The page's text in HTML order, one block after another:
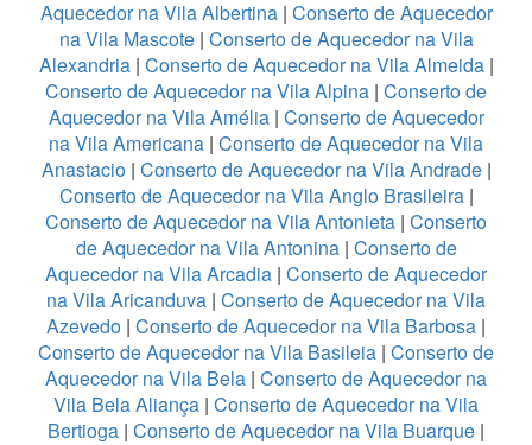
Aquecedor na Vila Albertina| Conserto de Aquecedor
na Vila Mascote| Conserto de Aquecedor na Vila
Alexandria| Conserto de Aquecedor na Vila Almeida |
Conserto de Aquecedor na Vila Alpina | Conserto de
Aquecedor na Vila Amélia | Conserto de Aquecedor
na Vila Americana | Conserto de Aquecedor na Vila
Anastacio| Conserto de Aquecedor na Vila Andrade|
Conserto de Aquecedor na Vila Anglo Brasileira|
Conserto de Aquecedor na Vila Antonieta | Conserto
de Aquecedor na Vila Antonina| Conserto de
Aquecedor na Vila Arcadia | Conserto de Aquecedor
na Vila Aricanduva | Conserto de Aquecedor na Vila
Azevedo | Conserto de Aquecedor na Vila Barbosa |
Conserto de Aquecedor na Vila Basileia | Conserto de
Aquecedor na Vila Bela | Conserto de Aquecedor na
Vila Bela Aliança | Conserto de Aquecedor na Vila
Bertioga | Conserto de Aquecedor na Vila Buarque |